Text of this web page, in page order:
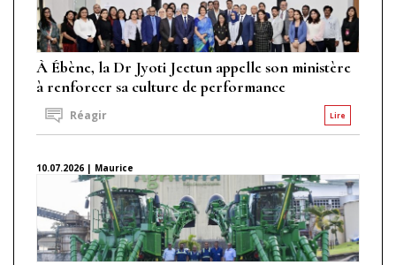
À Ébène, la Dr Jyoti Jeetun appelle son ministère
à renforcer sa culture de performance
Lire
Réagir
10.07.2026 | Maurice